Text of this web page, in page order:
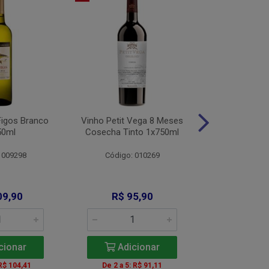
Branco
104,41
Vinho Petit Vega 8 Meses
Cosecha Tinto 1x750ml
Código: 010269
R$ 95,90
Adicionar
De 2 a 5: R$ 91,11